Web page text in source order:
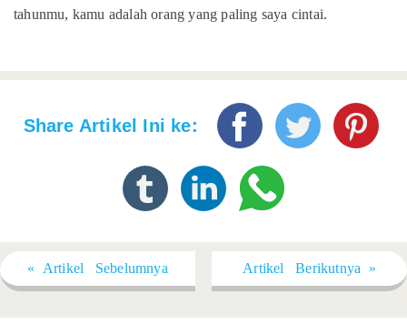
tahunmu, kamu adalah orang yang paling saya cintai.
Share Artikel Ini ke:
« Artikel Sebelumnya Artikel Berikutnya »